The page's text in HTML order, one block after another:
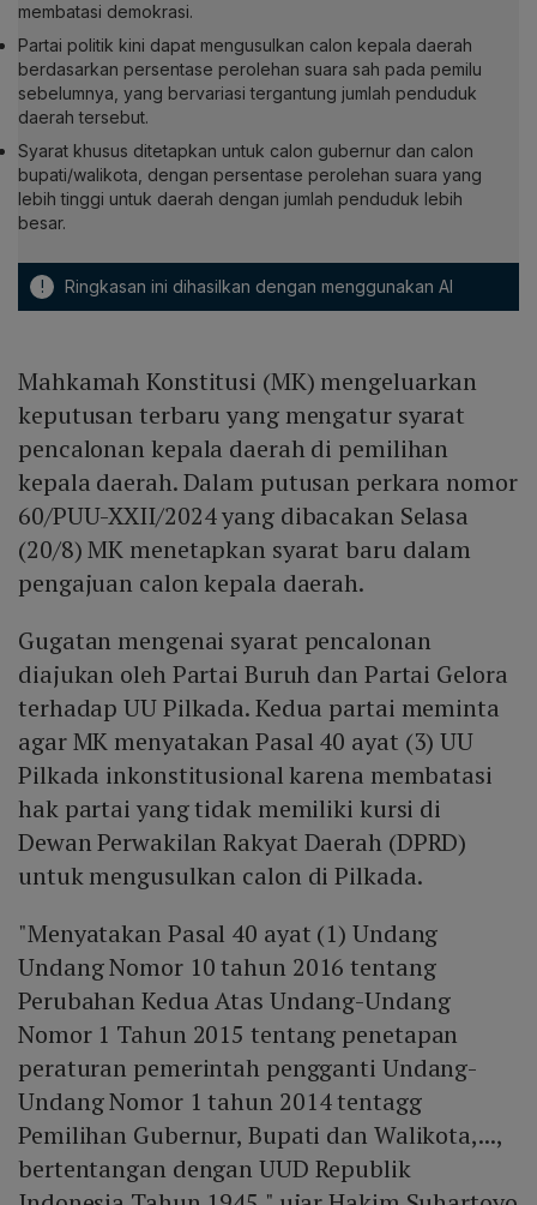
membatasi demokrasi.
Partai politik kini dapat mengusulkan calon kepala daerah
berdasarkan persentase perolehan suara sah pada pemilu
sebelumnya, yang bervariasi tergantung jumlah penduduk
daerah tersebut.
Syarat khusus ditetapkan untuk calon gubernur dan calon
bupati/walikota, dengan persentase perolehan suara yang
lebih tinggi untuk daerah dengan jumlah penduduk lebih
besar.
! Ringkasan ini dihasilkan dengan menggunakan AI
Mahkamah Konstitusi (MK) mengeluarkan
keputusan terbaru yang mengatur syarat
pencalonan kepala daerah di pemilihan
kepala daerah. Dalam putusan perkara nomor
60/PUU-XXII/2024 yang dibacakan Selasa
(20/8) MK menetapkan syarat baru dalam
pengajuan calon kepala daerah.
Gugatan mengenai syarat pencalonan
diajukan oleh Partai Buruh dan Partai Gelora
terhadap UU Pilkada. Kedua partai meminta
agar MK menyatakan Pasal 40 ayat (3) UU
Pilkada inkonstitusional karena membatasi
hak partai yang tidak memiliki kursi di
Dewan Perwakilan Rakyat Daerah (DPRD)
untuk mengusulkan calon di Pilkada.
"Menyatakan Pasal 40 ayat (1) Undang
Undang Nomor 10 tahun 2016 tentang
Perubahan Kedua Atas Undang-Undang
Nomor 1 Tahun 2015 tentang penetapan
peraturan pemerintah pengganti Undang-
Undang Nomor 1 tahun 2014 tentagg
Pemilihan Gubernur, Bupati dan Walikota,...,
bertentangan dengan UUD Republik